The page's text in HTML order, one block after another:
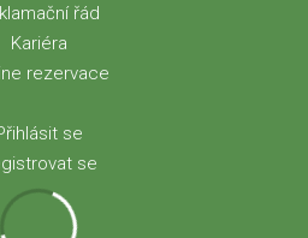
řád
Kariéra
rezervace
se
se